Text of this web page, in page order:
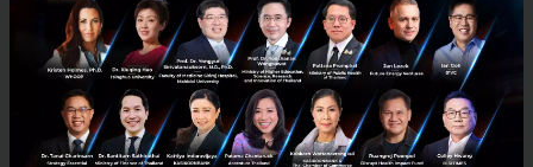
ดร.อาภาภัทร บุญรอด ประธานเจ้าหน้าที่บริหาร คัน
ทาร์ (ประเทศไทย)ให้ความเห็นว่า “แม้แบรนด์ส่วนใหญ่
ยังคงลงโฆษณาในแพลตฟอร์มหลัก ๆ เช่น เฟซบุ๊ค
(Facebook) และยูทูป (YouTube) ซึ่งอยู่ในลำดับต้น ๆ มา
เป็นเวลาหลายปีติดต่อกัน แต่ในขณะเดียวกันก็มี